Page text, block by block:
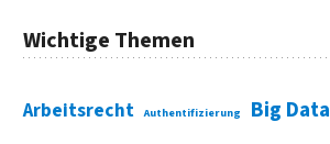
Wichtige Themen
Arbeitsrecht Authentifizierung Big Data